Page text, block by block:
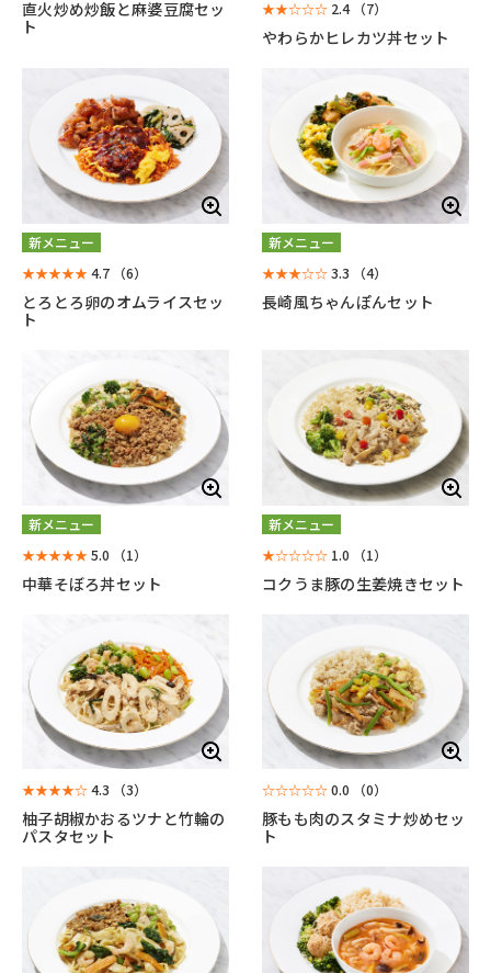
直火炒め炒飯と麻婆豆腐セッ
ト
★★☆☆☆ 2.4 （7）
やわらかヒレカツ丼セット
新メニュー
★★★★★4.7 （6）
とろとろ卵のオムライスセッ
ト
新メニュー
★★★☆☆3.3 （4）
長崎風ちゃんぽんセット
新メニュー
★★★★★5.0 （1）
中華そぼろ丼セット
新メニュー
★☆☆☆☆ 1.0 （1）
コクうま豚の生姜焼きセット
★★★★☆4.3 （3）
柚子胡椒かおるツナと竹輪の
パスタセット
☆☆☆☆☆0.0 （0）
豚もも肉のスタミナ炒めセッ
ト